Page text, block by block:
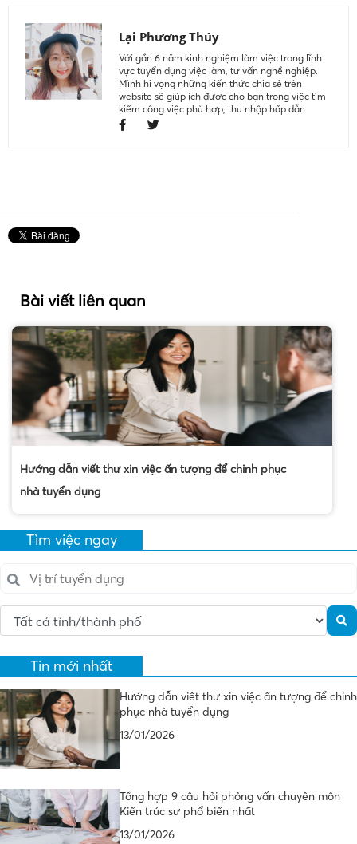
Lại Phương Thúy
Với gần 6 năm kinh nghiệm làm việc trong lĩnh
vực tuyển dụng việc làm, tư vấn nghề nghiệp.
Mình hi vọng những kiến thức chia sẻ trên
website sẽ giúp ích được cho bạn trong việc tìm
kiếm công việc phù hợp, thu nhập hấp dẫn
Bài viết liên quan
Hướng dẫn viết thư xin việc ấn tượng để chinh phục
nhà tuyển dụng
Tìm việc ngay
Tin mới nhất
Hướng dẫn viết thư xin việc ấn tượng để chinh
phục nhà tuyển dụng
13/01/2026
Tổng hợp 9 câu hỏi phỏng vấn chuyên môn
Kiến trúc sư phổ biến nhất
13/01/2026